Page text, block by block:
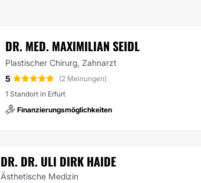
DR. MED. MAXIMILIAN SEIDL
Plastischer Chirurg, Zahnarzt
5
(2 Meinungen)
1 Standort in Erfurt
Finanzierungsmöglichkeiten
DR. DR. ULI DIRK HAIDE
Ästhetische Medizin